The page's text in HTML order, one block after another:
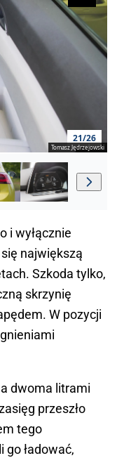
21/26
Tomasz Jędrzejowski
i wyłącznie
największą
Szkoda tylko,
skrzynię
W pozycji
dwoma litrami
przeszło
tego
ładować,